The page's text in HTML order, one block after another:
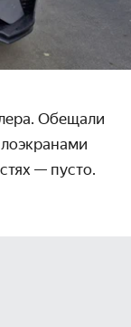
Обещали
— пусто.